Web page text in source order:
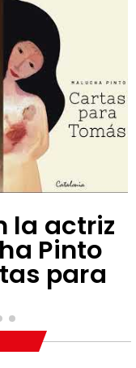
la actriz
Pinto
para